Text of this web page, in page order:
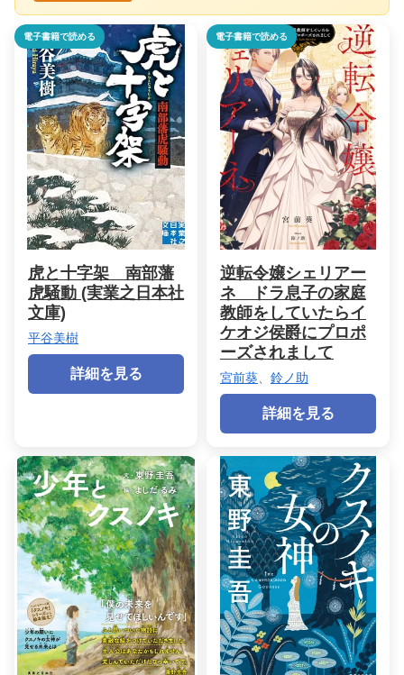
電子書籍で読める
虎と十字架 南部藩
虎騒動 (実業之日本社
文庫)
平谷美樹
詳細を見る
電子書籍で読める
逆転令嬢シェリアー
ネ ドラ息子の家庭
教師をしていたらイ
ケオジ侯爵にプロポ
ーズされまして
宮前葵 鈴ノ助
詳細を見る